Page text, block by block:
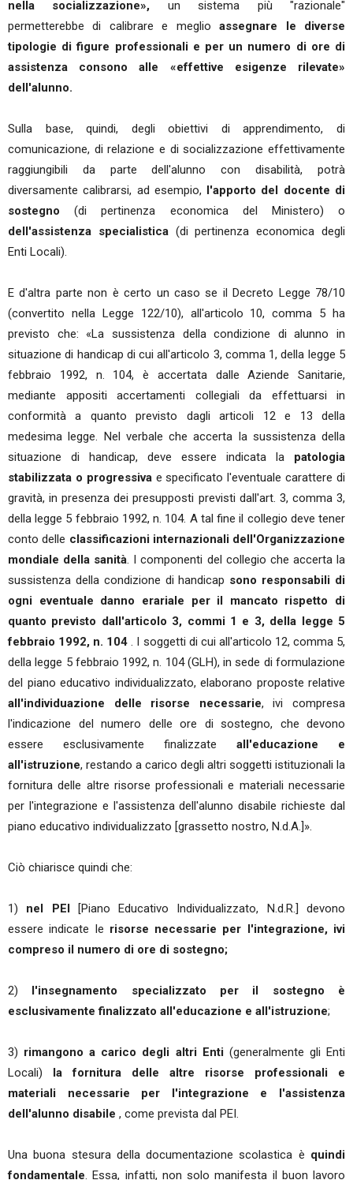
nella socializzazione», un sistema più "razionale"
permetterebbe di calibrare e meglioassegnare le diverse
tipologie di figure professionali e per un numero di ore di
assistenza consono alle «effettive esigenze rilevate»
dell'alunno.
Sulla base, quindi, degli obiettivi di apprendimento, di
comunicazione, di relazione e di socializzazione effettivamente
raggiungibili da parte dell'alunno con disabilità, potrà
diversamente calibrarsi, ad esempio, l'apporto del docente di
sostegno (di pertinenza economica del Ministero) o
dell'assistenza specialistica(di pertinenza economica degli
Enti Locali).
E d'altra parte non è certo un caso se il Decreto Legge 78/10
(convertito nella Legge 122/10), all'articolo 10, comma 5 ha
previsto che: «La sussistenza della condizione di alunno in
situazione di handicap di cui all'articolo 3, comma 1, della legge 5
febbraio 1992, n. 104, è accertata dalle Aziende Sanitarie,
mediante appositi accertamenti collegiali da effettuarsi in
conformità a quanto previsto dagli articoli 12 e 13 della
medesima legge. Nel verbale che accerta la sussistenza della
situazione di handicap, deve essere indicata la patologia
stabilizzata o progressivae specificato l'eventuale carattere di
gravità, in presenza dei presupposti previsti dall'art. 3, comma 3,
della legge 5 febbraio 1992, n. 104. A tal fine il collegio deve tener
conto delle classificazioni internazionali dell'Organizzazione
mondiale della sanità. I componenti del collegio che accerta la
sussistenza della condizione di handicap sono responsabili di
ogni eventuale danno erariale per il mancato rispetto di
quanto previsto dall'articolo 3, commi 1 e 3, della legge 5
febbraio 1992, n. 104 . I soggetti di cui all'articolo 12, comma 5,
della legge 5 febbraio 1992, n. 104 (GLH), in sede di formulazione
del piano educativo individualizzato, elaborano proposte relative
all'individuazione delle risorse necessarie, ivi compresa
l'indicazione del numero delle ore di sostegno, che devono
essere esclusivamente finalizzate all'educazione e
all'istruzione, restando a carico degli altri soggetti istituzionali la
fornitura delle altre risorse professionali e materiali necessarie
per l'integrazione e l'assistenza dell'alunno disabile richieste dal
piano educativo individualizzato [grassetto nostro, N.d.A.]».
Ciò chiarisce quindi che:
1) nel PEI[Piano Educativo Individualizzato, N.d.R.] devono
essere indicate le risorse necessarie per l'integrazione, ivi
compreso il numero di ore di sostegno;
2) l'insegnamento specializzato per il sostegno è
esclusivamente finalizzato all'educazione e all'istruzione;
3) rimangono a carico degli altri Enti(generalmente gli Enti
Locali) la fornitura delle altre risorse professionali e
materiali necessarie per l'integrazione e l'assistenza
dell'alunno disabile , come prevista dal PEI.
Una buona stesura della documentazione scolastica è quindi
fondamentale. Essa, infatti, non solo manifesta il buon lavoro